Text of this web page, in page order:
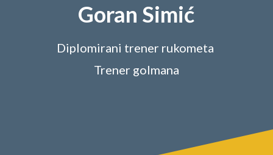
Goran Simić
Diplomirani trener rukometa
Trener golmana